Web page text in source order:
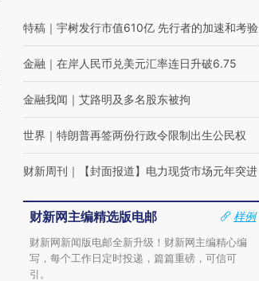
特稿 ｜ 宇树发行市值610亿 先行者的加速和考验
金融 ｜ 在岸人民币兑美元汇率连日升破6.75
金融我闻 ｜ 艾路明及多名股东被拘
世界 ｜ 特朗普再签两份行政令限制出生公民权
财新周刊 ｜ 【封面报道】电力现货市场元年突进
财新网主编精选版电邮
样例
财新网新闻版电邮全新升级！财新网主编精心编
写，每个工作日定时投递，篇篇重磅，可信可
引。